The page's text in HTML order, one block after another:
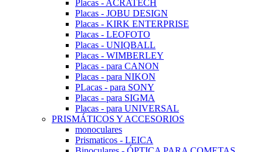
Placas - ACRATECH
Placas - JOBU DESIGN
Placas - KIRK ENTERPRISE
Placas - LEOFOTO
Placas - UNIQBALL
Placas - WIMBERLEY
Placas - para CANON
Placas - para NIKON
PLacas - para SONY
Placas - para SIGMA
Placas - para UNIVERSAL
PRISMÁTICOS Y ACCESORIOS
monoculares
Prismaticos - LEICA